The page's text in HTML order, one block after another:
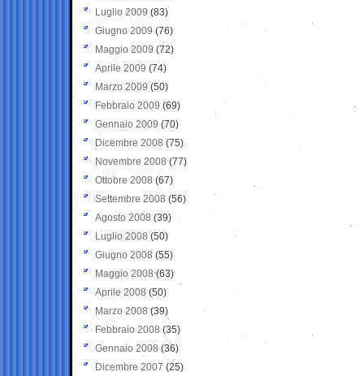
Luglio 2009 (83)
Giugno 2009 (76)
Maggio 2009 (72)
Aprile 2009 (74)
Marzo 2009 (50)
Febbraio 2009 (69)
Gennaio 2009 (70)
Dicembre 2008 (75)
Novembre 2008 (77)
Ottobre 2008 (67)
Settembre 2008 (56)
Agosto 2008 (39)
Luglio 2008 (50)
Giugno 2008 (55)
Maggio 2008(63)
Aprile 2008 (50)
Marzo 2008 (39)
Febbraio 2008 (35)
Gennaio 2008 (36)
Dicembre 2007 (25)